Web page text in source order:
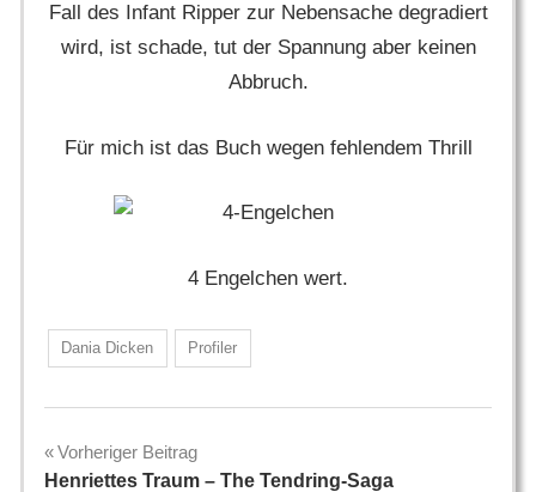
Fall des Infant Ripper zur Nebensache degradiert
wird, ist schade, tut der Spannung aber keinen
Abbruch.
Für mich ist das Buch wegen fehlendem Thrill
4 Engelchen wert.
Dania Dicken Profiler
Beitragsnavigation
Vorheriger Beitrag
Henriettes Traum – The Tendring-Saga